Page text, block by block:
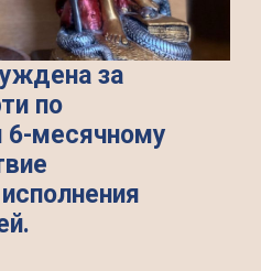
за
по
6-месячному